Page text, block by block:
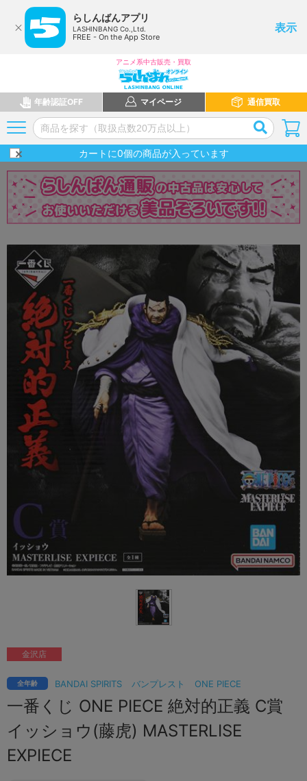
らしんばんアプリ
LASHINBANG Co.,Ltd.
FREE - On the App Store
表示
アニメ系中古販売・買取
年齢認証OFF マイページ 通信買取
カートに0個の商品が入っています
BANDAI SPIRITS バンプレスト ONE PIECE
全年齢
一番くじ ONE PIECE 絶対的正義 C賞
イッショウ(藤虎) MASTERLISE
EXPIECE
金沢店